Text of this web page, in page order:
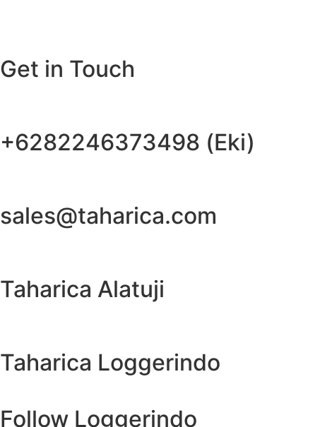
Get in Touch
+6282246373498 (Eki)
sales@taharica.com
Taharica Alatuji
Taharica Loggerindo
Follow Loggerindo